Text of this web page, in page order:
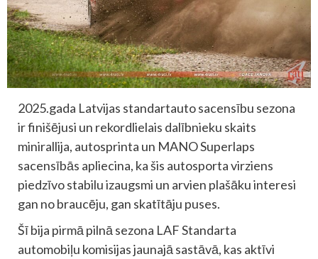
2025.gada Latvijas standartauto sacensību sezona
ir finišējusi un rekordlielais dalībnieku skaits
minirallija, autosprinta un MANO Superlaps
sacensībās apliecina, ka šis autosporta virziens
piedzīvo stabilu izaugsmi un arvien plašāku interesi
gan no braucēju, gan skatītāju puses.
Šī bija pirmā pilnā sezona LAF Standarta
automobiļu komisijas jaunajā sastāvā, kas aktīvi